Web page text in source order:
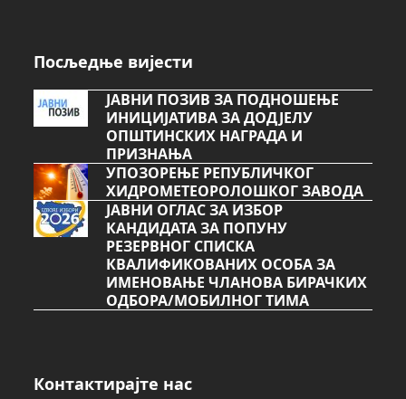
Посљедње вијести
ЈАВНИ ПОЗИВ ЗА ПОДНОШЕЊЕ
ИНИЦИЈАТИВА ЗА ДОДЈЕЛУ
ОПШТИНСКИХ НАГРАДА И
ПРИЗНАЊА
УПОЗОРЕЊЕ РЕПУБЛИЧКОГ
ХИДРОМЕТЕОРОЛОШКОГ ЗАВОДА
ЈАВНИ ОГЛАС ЗА ИЗБОР
КАНДИДАТА ЗА ПОПУНУ
РЕЗЕРВНОГ СПИСКА
КВАЛИФИКОВАНИХ ОСОБА ЗА
ИМЕНОВАЊЕ ЧЛАНОВА БИРАЧКИХ
ОДБОРА/МОБИЛНОГ ТИМА
Контактирајте нас